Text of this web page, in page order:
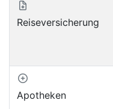
Reiseversicherung
Apotheken